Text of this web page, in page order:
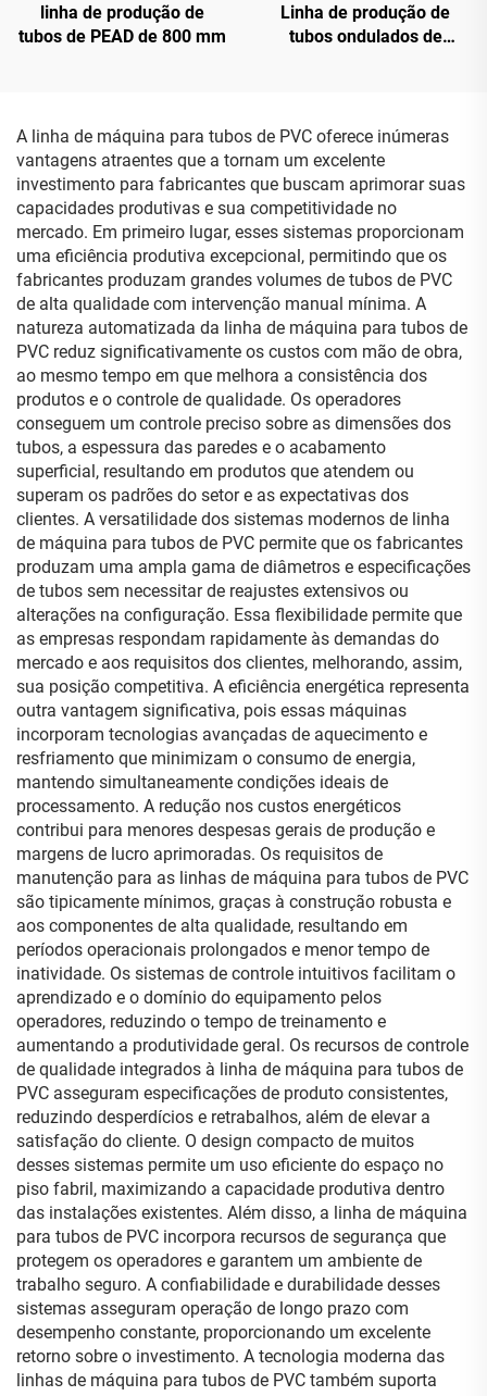
linha de produção de
tubos de PEAD de 800 mm
Linha de produção de
tubos ondulados de
A linha de máquina para tubos de PVC oferece inúmeras
vantagens atraentes que a tornam um excelente
investimento para fabricantes que buscam aprimorar suas
capacidades produtivas e sua competitividade no
mercado. Em primeiro lugar, esses sistemas proporcionam
uma eficiência produtiva excepcional, permitindo que os
fabricantes produzam grandes volumes de tubos de PVC
de alta qualidade com intervenção manual mínima. A
natureza automatizada da linha de máquina para tubos de
PVC reduz significativamente os custos com mão de obra,
ao mesmo tempo em que melhora a consistência dos
produtos e o controle de qualidade. Os operadores
conseguem um controle preciso sobre as dimensões dos
tubos, a espessura das paredes e o acabamento
superficial, resultando em produtos que atendem ou
superam os padrões do setor e as expectativas dos
clientes. A versatilidade dos sistemas modernos de linha
de máquina para tubos de PVC permite que os fabricantes
produzam uma ampla gama de diâmetros e especificações
de tubos sem necessitar de reajustes extensivos ou
alterações na configuração. Essa flexibilidade permite que
as empresas respondam rapidamente às demandas do
mercado e aos requisitos dos clientes, melhorando, assim,
sua posição competitiva. A eficiência energética representa
outra vantagem significativa, pois essas máquinas
incorporam tecnologias avançadas de aquecimento e
resfriamento que minimizam o consumo de energia,
mantendo simultaneamente condições ideais de
processamento. A redução nos custos energéticos
contribui para menores despesas gerais de produção e
margens de lucro aprimoradas. Os requisitos de
manutenção para as linhas de máquina para tubos de PVC
são tipicamente mínimos, graças à construção robusta e
aos componentes de alta qualidade, resultando em
períodos operacionais prolongados e menor tempo de
inatividade. Os sistemas de controle intuitivos facilitam o
aprendizado e o domínio do equipamento pelos
operadores, reduzindo o tempo de treinamento e
aumentando a produtividade geral. Os recursos de controle
de qualidade integrados à linha de máquina para tubos de
PVC asseguram especificações de produto consistentes,
reduzindo desperdícios e retrabalhos, além de elevar a
satisfação do cliente. O design compacto de muitos
desses sistemas permite um uso eficiente do espaço no
piso fabril, maximizando a capacidade produtiva dentro
das instalações existentes. Além disso, a linha de máquina
para tubos de PVC incorpora recursos de segurança que
protegem os operadores e garantem um ambiente de
trabalho seguro. A confiabilidade e durabilidade desses
sistemas asseguram operação de longo prazo com
desempenho constante, proporcionando um excelente
retorno sobre o investimento. A tecnologia moderna das
linhas de máquina para tubos de PVC também suporta